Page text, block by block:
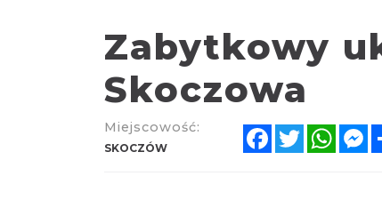
Zabytkowy
Skoczowa
Miejscowość:
SKOCZÓW
FacebookTwitter